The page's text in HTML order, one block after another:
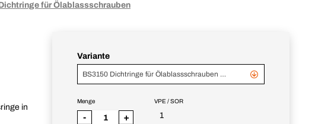
für Ölablassschrauben
in
Variante
BS3150 Dichtringe für Ölablassschrauben Sortiment im Koffer
VPE / SOR
1
Menge
- +